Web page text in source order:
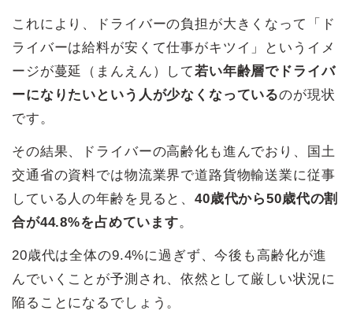
これにより、ドライバーの負担が大きくなって「ド
ライバーは給料が安くて仕事がキツイ」というイメ
ージが蔓延（まんえん）して若い年齢層でドライバ
ーになりたいという人が少なくなっているのが現状
です。
その結果、ドライバーの高齢化も進んでおり、国土
交通省の資料では物流業界で道路貨物輸送業に従事
している人の年齢を見ると、40歳代から50歳代の割
合が44.8%を占めています。
20歳代は全体の9.4%に過ぎず、今後も高齢化が進
んでいくことが予測され、依然として厳しい状況に
陥ることになるでしょう。